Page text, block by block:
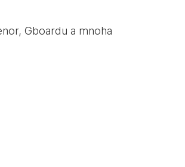
Gboardu a mnoha